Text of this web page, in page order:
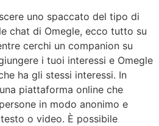
uno spaccato del tipo di
chat di Omegle, ecco tutto su
cerchi un companion su
i tuoi interessi e Omegle
ha gli stessi interessi. In
piattaforma online che
in modo anonimo e
o video. È possibile